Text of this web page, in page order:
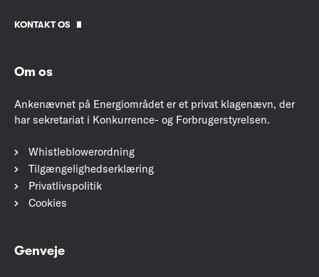
KONTAKT OS
Om os
Ankenævnet på Energiområdet er et privat klagenævn, der
har sekretariat i Konkurrence- og Forbrugerstyrelsen.
Whistleblowerordning
Tilgængelighedserklæring
Privatlivspolitik
Cookies
Genveje